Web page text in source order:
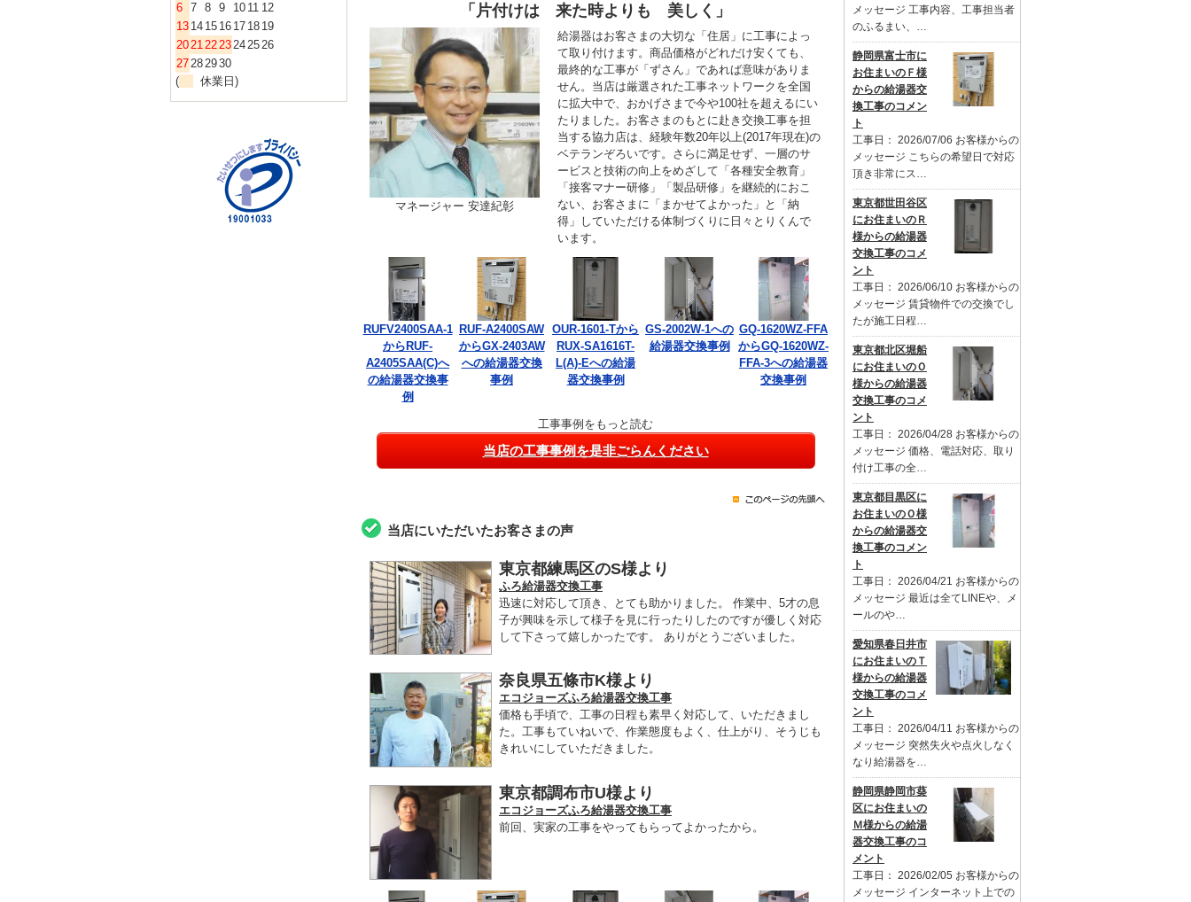
6 7 8 9 10 11 12
13 14 15 16 17 18 19
20212223242526
27282930
(
休業日)
メッセージ 工事内容、工事担当者
のふるまい、…
静岡県富士市に
お住まいのＦ様
からの給湯器交
換工事のコメン
ト
工事日： 2026/07/06 お客様からの
メッセージ こちらの希望日で対応
頂き非常にス…
東京都世田谷区
にお住まいのＲ
様からの給湯器
交換工事のコメ
ント
工事日： 2026/06/10 お客様からの
メッセージ 賃貸物件での交換でし
たが施工日程…
東京都北区堀船
にお住まいのＯ
様からの給湯器
交換工事のコメ
ント
工事日： 2026/04/28 お客様からの
メッセージ 価格、電話対応、取り
付け工事の全…
東京都目黒区に
お住まいのＯ様
からの給湯器交
換工事のコメン
ト
工事日： 2026/04/21 お客様からの
メッセージ 最近は全てLINEや、メ
ールのや…
愛知県春日井市
にお住まいのＴ
様からの給湯器
交換工事のコメ
ント
工事日： 2026/04/11 お客様からの
メッセージ 突然失火や点火しなく
なり給湯器を…
静岡県静岡市葵
区にお住まいの
Ｍ様からの給湯
器交換工事のコ
メント
工事日： 2026/02/05 お客様からの
メッセージ インターネット上での
「片付けは 来た時よりも 美しく」
マネージャー 安達紀彰
給湯器はお客さまの大切な「住居」に工事によっ
て取り付けます。商品価格がどれだけ安くても、
最終的な工事が「ずさん」であれば意味がありま
せん。当店は厳選された工事ネットワークを全国
に拡大中で、おかげさまで今や100社を超えるにい
たりました。お客さまのもとに赴き交換工事を担
当する協力店は、経験年数20年以上(2017年現在)の
ベテランぞろいです。さらに満足せず、一層のサ
ービスと技術の向上をめざして「各種安全教育」
「接客マナー研修」「製品研修」を継続的におこ
ない、お客さまに「まかせてよかった」と「納
得」していただける体制づくりに日々とりくんで
います。
RUFV2400SAA-1
からRUF-
A2405SAA(C)へ
の給湯器交換事
例
RUF-A2400SAW
からGX-2403AW
への給湯器交換
事例
OUR-1601-Tから
RUX-SA1616T-
L(A)-Eへの給湯
器交換事例
GS-2002W-1への
給湯器交換事例
GQ-1620WZ-FFA
からGQ-1620WZ-
FFA-3への給湯器
交換事例
工事事例をもっと読む
当店の工事事例を是非ごらんください
当店にいただいたお客さまの声
東京都練馬区のS様より
ふろ給湯器交換工事
迅速に対応して頂き、とても助かりました。 作業中、5才の息
子が興味を示して様子を見に行ったりしたのですが優しく対応
して下さって嬉しかったです。 ありがとうございました。
奈良県五條市K様より
エコジョーズふろ給湯器交換工事
価格も手頃で、工事の日程も素早く対応して、いただきまし
た。工事もていねいで、作業態度もよく、仕上がり、そうじも
きれいにしていただきました。
東京都調布市U様より
エコジョーズふろ給湯器交換工事
前回、実家の工事をやってもらってよかったから。